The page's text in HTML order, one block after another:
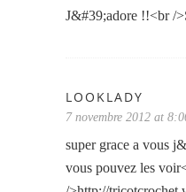
J&#39;adore !!<br /
LOOKLADY
7 novembre 2012 at
super grace a vous
vous pouvez les